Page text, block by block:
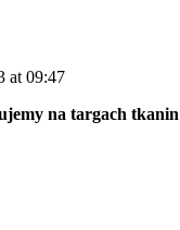
at 09:47
na targach